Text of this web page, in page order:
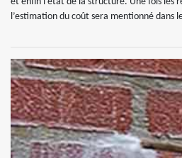
l’estimation du coût sera mentionné dans